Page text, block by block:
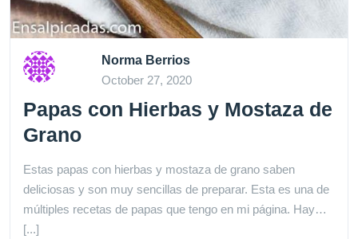
Norma Berrios
October 27, 2020
Papas con Hierbas y Mostaza de
Grano
Estas papas con hierbas y mostaza de grano saben
deliciosas y son muy sencillas de preparar. Esta es una de
múltiples recetas de papas que tengo en mi página. Hay…
[...]